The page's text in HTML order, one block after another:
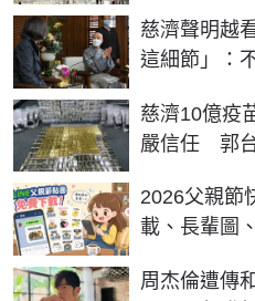
慈濟聲明越
這細節」：
慈濟10億疫
嚴信任 郭
2026父親節
載、長輩圖
周杰倫遭傳